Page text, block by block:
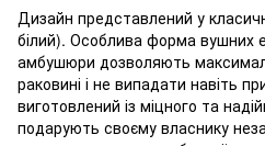
Дизайн представлений у
білий). Особлива форма вушних
амбушюри дозволяють
раковині і не випадати навіть
виготовлений із міцного та
подарують своєму власнику